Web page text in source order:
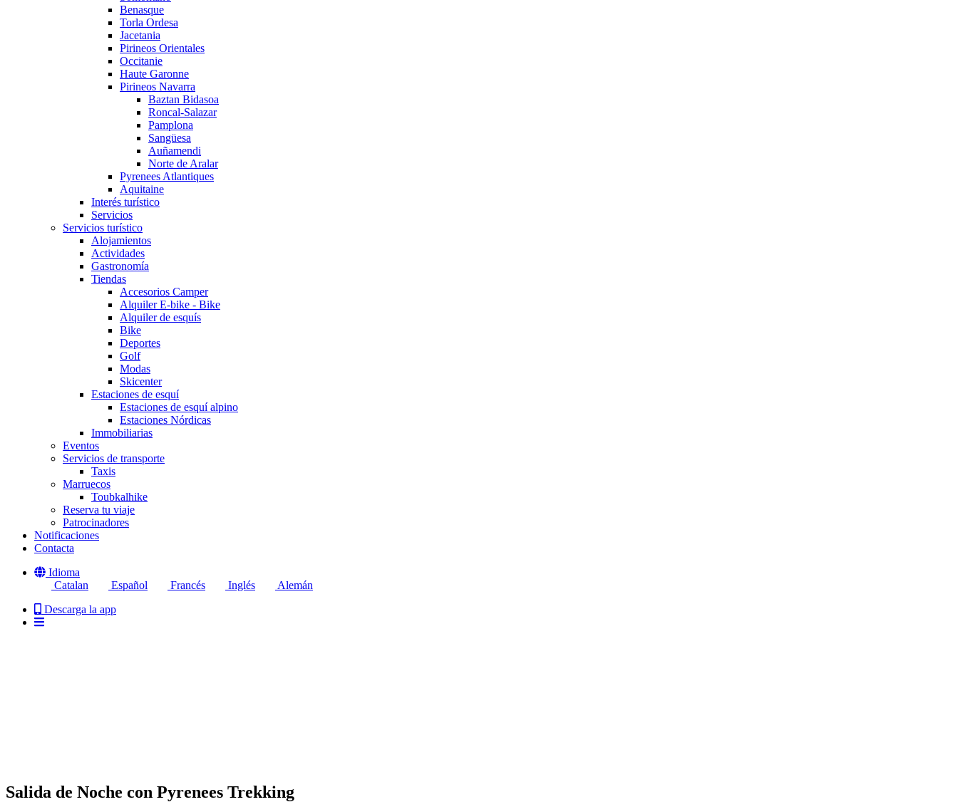
Benasque
Torla Ordesa
Jacetania
Pirineos Orientales
Occitanie
Haute Garonne
Pirineos Navarra
Baztan Bidasoa
Roncal-Salazar
Pamplona
Sangüesa
Auñamendi
Norte de Aralar
Pyrenees Atlantiques
Aquitaine
Interés turístico
Servicios
Servicios turístico
Alojamientos
Actividades
Gastronomía
Tiendas
Accesorios Camper
Alquiler E-bike - Bike
Alquiler de esquís
Bike
Deportes
Golf
Modas
Skicenter
Estaciones de esquí
Estaciones de esquí alpino
Estaciones Nórdicas
Immobiliarias
Eventos
Servicios de transporte
Taxis
Marruecos
Toubkalhike
Reserva tu viaje
Patrocinadores
Notificaciones
Contacta
Idioma
Catalan
Español Francés Inglés
Alemán
Descarga la app
Salida de Noche con Pyrenees Trekking